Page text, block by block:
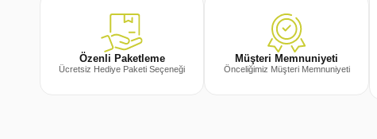
Özenli Paketleme
Ücretsiz Hediye Paketi Seçeneği
Müşteri Memnuniyeti
Önceliğimiz Müşteri Memnuniyeti